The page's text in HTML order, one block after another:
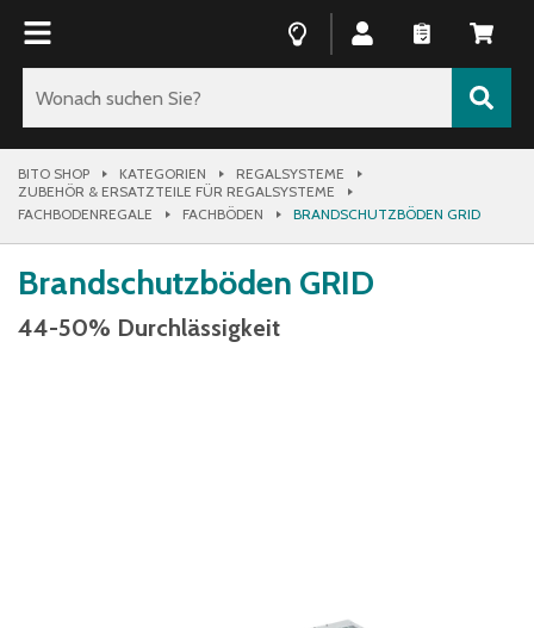
BITO SHOP KATEGORIEN
REGALSYSTEME
ZUBEHÖR & ERSATZTEILE FÜR REGALSYSTEME
FACHBODENREGALE
FACHBÖDEN BRANDSCHUTZBÖDEN GRID
Brandschutzböden GRID
44-50% Durchlässigkeit